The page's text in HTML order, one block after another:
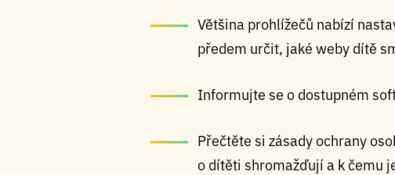
Většina prohlížečů nabízí
předem určit, jaké weby dítě
Informujte se o dostupném
Přečtěte si zásady ochrany
o dítěti shromažďují a k čemu